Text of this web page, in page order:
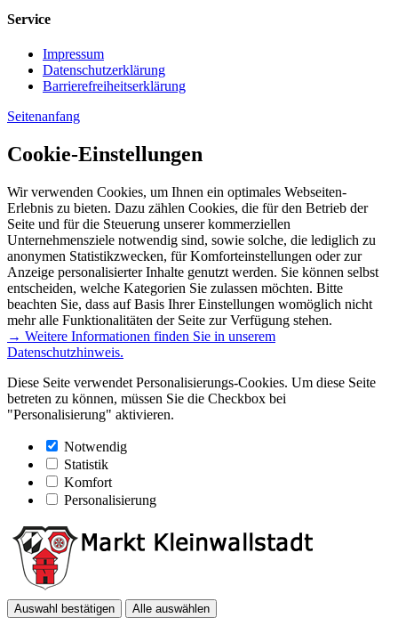
Service
Impressum
Datenschutzerklärung
Barrierefreiheitserklärung
Seitenanfang
Cookie-Einstellungen
Wir verwenden Cookies, um Ihnen ein optimales Webseiten-
Erlebnis zu bieten. Dazu zählen Cookies, die für den Betrieb der
Seite und für die Steuerung unserer kommerziellen
Unternehmensziele notwendig sind, sowie solche, die lediglich zu
anonymen Statistikzwecken, für Komforteinstellungen oder zur
Anzeige personalisierter Inhalte genutzt werden. Sie können selbst
entscheiden, welche Kategorien Sie zulassen möchten. Bitte
beachten Sie, dass auf Basis Ihrer Einstellungen womöglich nicht
mehr alle Funktionalitäten der Seite zur Verfügung stehen.
→ Weitere Informationen finden Sie in unserem
Datenschutzhinweis.
Diese Seite verwendet Personalisierungs-Cookies. Um diese Seite
betreten zu können, müssen Sie die Checkbox bei
"Personalisierung" aktivieren.
Notwendig
Statistik
Komfort
Personalisierung
Auswahl bestätigen Alle auswählen